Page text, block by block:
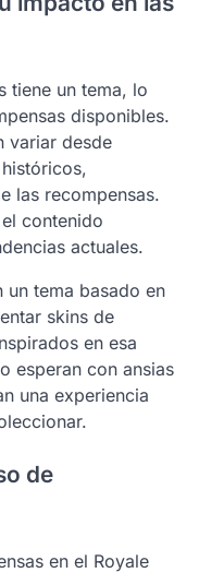
tiene un tema, lo
disponibles.
variar desde
las recompensas.
contenido
actuales.
un tema basado en
skins de
en esa
esperan con ansias
una experiencia
de
en el Royale